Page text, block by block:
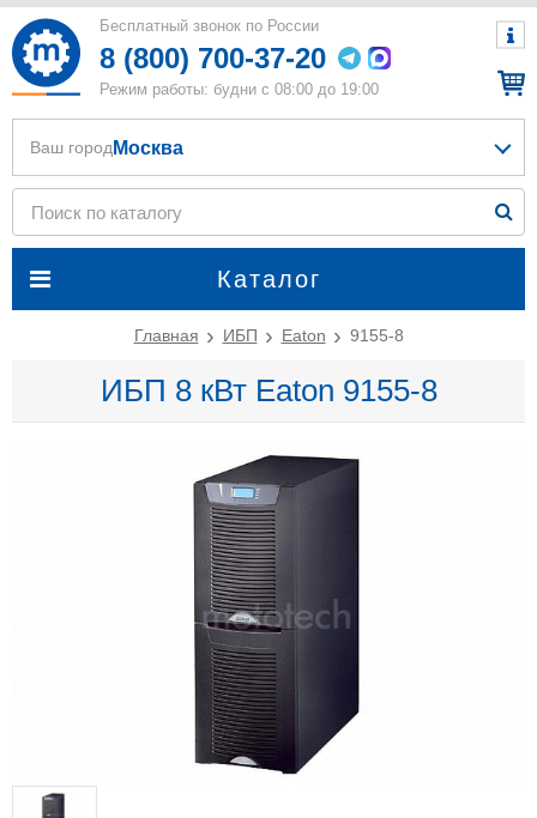
Бесплатный звонок по России
8 (800) 700-37-20
Режим работы: будни с 08:00 до 19:00
Каталог
Ваш город Москва
Главная ИБП Eaton 9155-8
ИБП 8 кВт Eaton 9155-8